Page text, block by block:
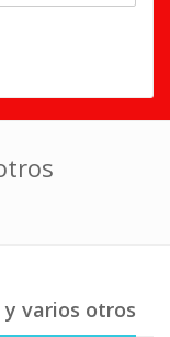
varios otros